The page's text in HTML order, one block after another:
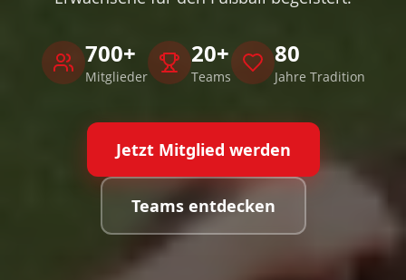
700+
Mitglieder
20+
Teams
80
Jahre Tradition
Jetzt Mitglied werden
Teams entdecken